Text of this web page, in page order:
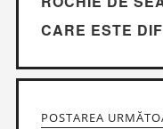
CARE ESTE
POSTAREA